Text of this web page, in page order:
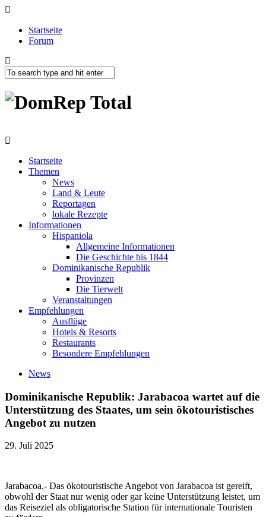
Startseite
Forum
Startseite
Themen
News
Land & Leute
Reportagen
lokale Rezepte
Informationen
Hispaniola
Allgemeine Informationen
Die Geschichte bis 1844
Dominikanische Republik
Provinzen
Die Tierwelt
Veranstaltungen
Empfehlungen
Ausflüge
Hotels & Resorts
Restaurants
Besondere Empfehlungen
News
Dominikanische Republik: Jarabacoa wartet auf die
Unterstützung des Staates, um sein ökotouristisches
Angebot zu nutzen
29. Juli 2025
Jarabacoa.- Das ökotouristische Angebot von Jarabacoa ist gereift,
obwohl der Staat nur wenig oder gar keine Unterstützung leistet, um
das Reiseziel als obligatorische Station für internationale Touristen